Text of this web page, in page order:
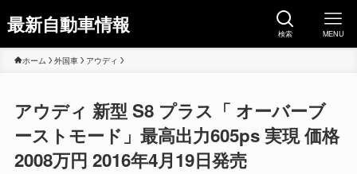
最新自動車情報 検索 MENU
ホーム 外国車 アウディ
アウディ 新型 S8 プラス「 オーバーブ
ーストモード」最高出力605ps 実現 価格
2008万円 2016年4月19日発売